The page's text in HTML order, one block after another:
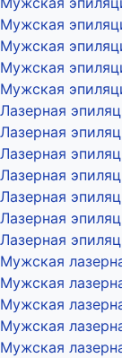
Мужская
Мужская
Мужская
Мужская
Лазерная
Лазерная
Лазерная
Лазерная
Лазерная
Лазерная
Лазерная
Мужская
Мужская
Мужская
Мужская
Мужская